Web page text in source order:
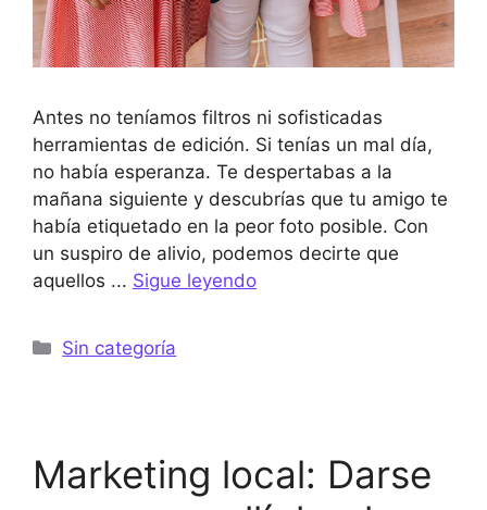
Antes no teníamos filtros ni sofisticadas
herramientas de edición. Si tenías un mal día,
no había esperanza. Te despertabas a la
mañana siguiente y descubrías que tu amigo te
había etiquetado en la peor foto posible. Con
un suspiro de alivio, podemos decirte que
aquellos ... Sigue leyendo
Categorías
Sin categoría
Marketing local: Darse